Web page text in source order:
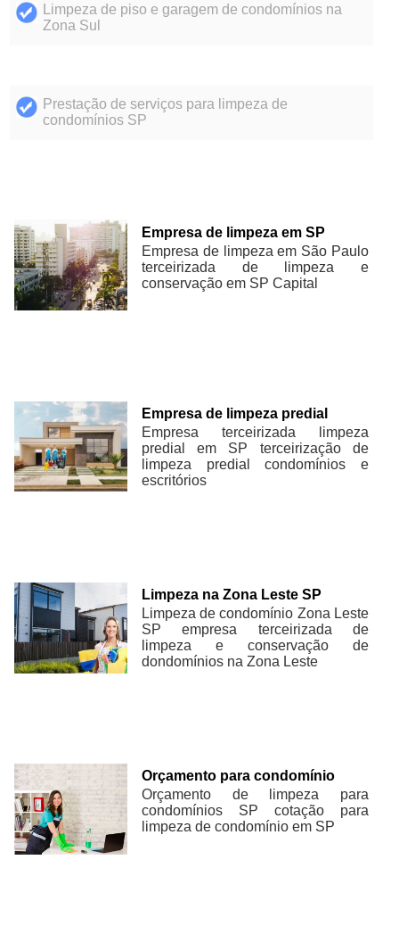
Limpeza de piso e garagem de condomínios na
Zona Sul
Prestação de serviços para limpeza de
condomínios SP
Empresa de limpeza em SP
Empresa de limpeza em São Paulo
terceirizada de limpeza e
conservação em SP Capital
Empresa de limpeza predial
Empresa terceirizada limpeza
predial em SP terceirização de
limpeza predial condomínios e
escritórios
Limpeza na Zona Leste SP
Limpeza de condomínio Zona Leste
SP empresa terceirizada de
limpeza e conservação de
dondomínios na Zona Leste
Orçamento para condomínio
Orçamento de limpeza para
condomínios SP cotação para
limpeza de condomínio em SP